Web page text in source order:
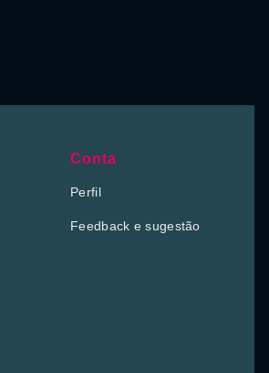
Conta
Perfil
Feedback e sugestão